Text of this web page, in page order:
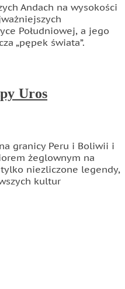
Andach na wysokości
Południowej, a jego
„pępek świata”.
Uros
granicy Peru i Boliwii i
żeglownym na
niezliczone legendy,
kultur